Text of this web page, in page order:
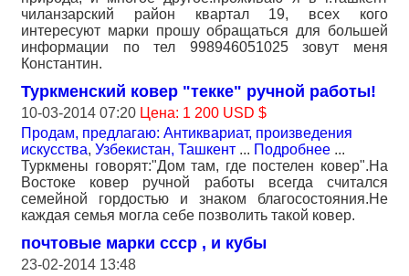
чиланзарский район квартал 19, всех кого
интересуют марки прошу обращаться для большей
информации по тел 998946051025 зовут меня
Константин.
Туркменский ковер "текке" ручной работы!
10-03-2014 07:20 Цена: 1 200 USD $
Продам, предлагаю: Антиквариат, произведения
искусства, Узбекистан, Ташкент ... Подробнее ...
Туркмены говорят:"Дом там, где постелен ковер".На
Востоке ковер ручной работы всегда считался
семейной гордостью и знаком благосостояния.Не
каждая семья могла себе позволить такой ковер.
почтовые марки ссср , и кубы
23-02-2014 13:48